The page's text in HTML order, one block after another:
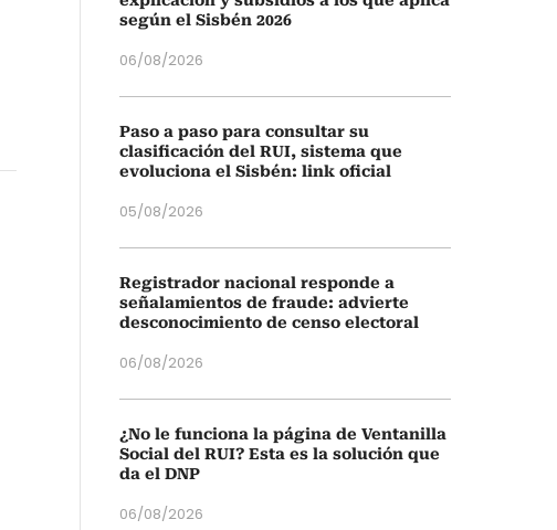
según el Sisbén 2026
06/08/2026
Paso a paso para consultar su
clasificación del RUI, sistema que
evoluciona el Sisbén: link oficial
05/08/2026
Registrador nacional responde a
señalamientos de fraude: advierte
desconocimiento de censo electoral
06/08/2026
¿No le funciona la página de Ventanilla
Social del RUI? Esta es la solución que
da el DNP
06/08/2026